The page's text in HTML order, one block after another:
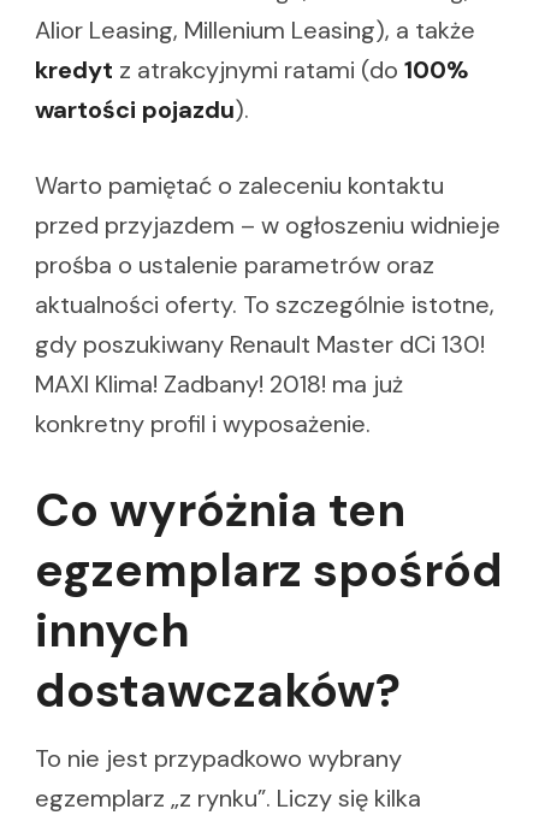
Alior Leasing, Millenium Leasing), a także
kredyt z atrakcyjnymi ratami (do 100%
wartości pojazdu).
Warto pamiętać o zaleceniu kontaktu
przed przyjazdem – w ogłoszeniu widnieje
prośba o ustalenie parametrów oraz
aktualności oferty. To szczególnie istotne,
gdy poszukiwany Renault Master dCi 130!
MAXI Klima! Zadbany! 2018! ma już
konkretny profil i wyposażenie.
Co wyróżnia ten
egzemplarz spośród
innych
dostawczaków?
To nie jest przypadkowo wybrany
egzemplarz „z rynku”. Liczy się kilka